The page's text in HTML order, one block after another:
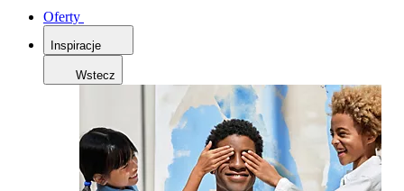
Oferty
Inspiracje
Wstecz